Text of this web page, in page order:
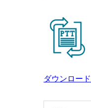
検
ダウンロード